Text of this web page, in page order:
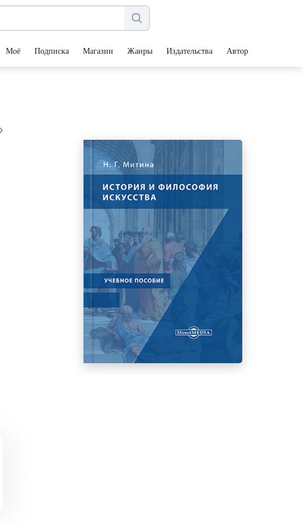
Моё Подписка Магазин Жанры Издательства Авторы